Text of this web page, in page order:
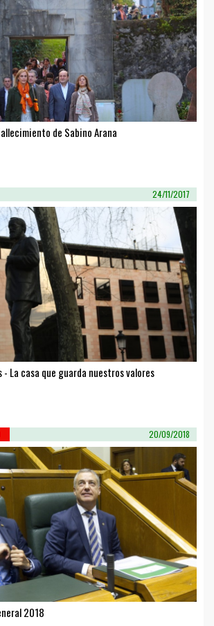
de Sabino Arana
24/11/2017
- La casa que guarda nuestros valores
20/09/2018
2018